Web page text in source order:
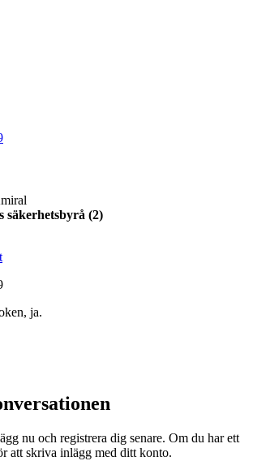
säkerhetsbyrå (2)
ja.
nu och registrera dig senare. Om du har ett
att skriva inlägg med ditt konto.